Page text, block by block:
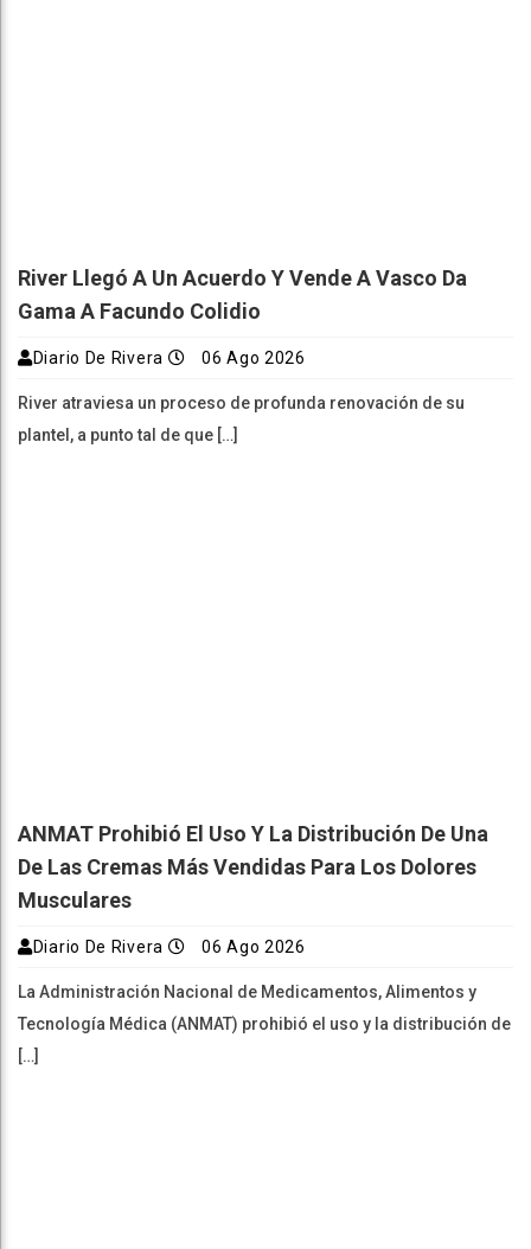
River Llegó A Un Acuerdo Y Vende A Vasco Da
Gama A Facundo Colidio
Diario De Rivera 06 Ago 2026
River atraviesa un proceso de profunda renovación de su
plantel, a punto tal de que […]
ANMAT Prohibió El Uso Y La Distribución De Una
De Las Cremas Más Vendidas Para Los Dolores
Musculares
Diario De Rivera 06 Ago 2026
La Administración Nacional de Medicamentos, Alimentos y
Tecnología Médica (ANMAT) prohibió el uso y la distribución de
[…]